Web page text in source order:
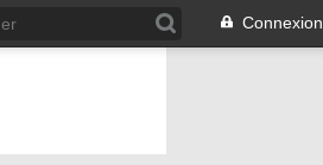
Connexion